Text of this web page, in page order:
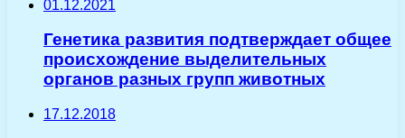
01.12.2021
Генетика развития подтверждает общее
происхождение выделительных
органов разных групп животных
17.12.2018